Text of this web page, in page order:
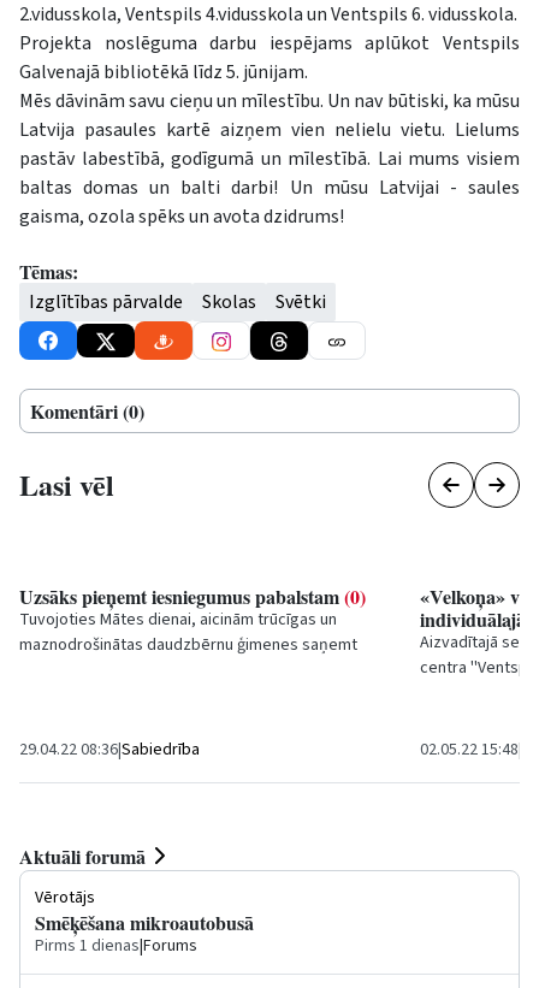
2.vidusskola, Ventspils 4.vidusskola un Ventspils 6. vidusskola.
Projekta noslēguma darbu iespējams aplūkot Ventspils
Galvenajā bibliotēkā līdz 5. jūnijam.
Mēs dāvinām savu cieņu un mīlestību. Un nav būtiski, ka mūsu
Latvija pasaules kartē aizņem vien nelielu vietu. Lielums
pastāv labestībā, godīgumā un mīlestībā. Lai mums visiem
baltas domas un balti darbi! Un mūsu Latvijai - saules
gaisma, ozola spēks un avota dzidrums!
Tēmas:
Izglītības pārvalde Skolas Svētki
Komentāri (0)
Lasi vēl
Uzsāks pieņemt iesniegumus pabalstam(0)
Tuvojoties Mātes dienai, aicinām trūcīgas un
maznodrošinātas daudzbērnu ģimenes saņemt
29.04.22 08:36|Sabiedrība
«Velkoņa»
individuālajā
Aizvadītajā
centra
02.05.22 15:48|
Aktuāli forumā
Vērotājs
Smēķēšana mikroautobusā
Pirms 1 dienas|Forums